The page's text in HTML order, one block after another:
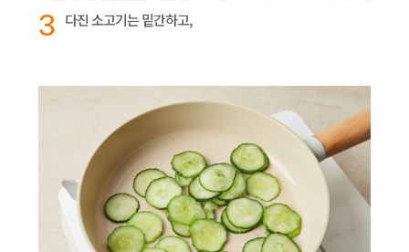
3 다진 소고기는 밑간하고,